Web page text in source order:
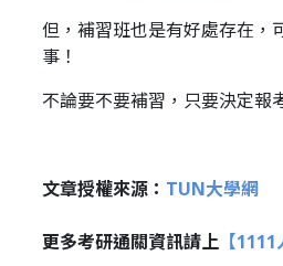
但，補習班也是有好處存在，
事！
不論要不要補習，只要決定報
文章授權來源： TUN大學網
更多考研通關資訊請上 【